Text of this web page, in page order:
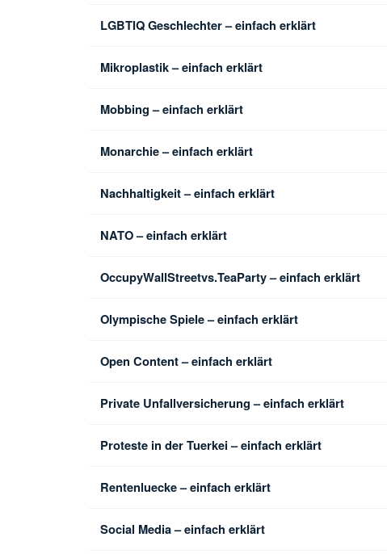
LGBTIQ Geschlechter – einfach erklärt
Mikroplastik – einfach erklärt
Mobbing – einfach erklärt
Monarchie – einfach erklärt
Nachhaltigkeit – einfach erklärt
NATO – einfach erklärt
OccupyWallStreetvs.TeaParty – einfach erklärt
Olympische Spiele – einfach erklärt
Open Content – einfach erklärt
Private Unfallversicherung – einfach erklärt
Proteste in der Tuerkei – einfach erklärt
Rentenluecke – einfach erklärt
Social Media – einfach erklärt